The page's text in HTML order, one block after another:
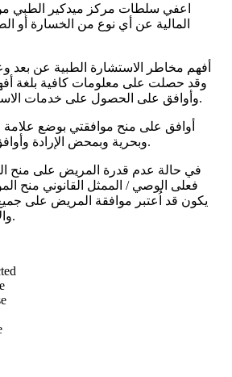
اعفي سلطات مركز ميدكير الطبي من
المالية عن أي نوع من الخسارة أو
أفهم مخاطر الاستشارة الطبية عن بعد
وقد حصلت على معلومات كافية بلغة
وأوافق على الحصول على خدمات الاستشارات الصحية عن بعد.
أوافق على منح موافقتي بوضع علامة
وبحرية وبمحض الإرادة وأوافق على الالتزام بشروطه.
في حالة عدم قدرة المريض على منح
فعلى الوصي / الممثل القانوني منح
يكون قد اُعتبر موافقة المريض على
والإقرارات المذكورة أعلاه.